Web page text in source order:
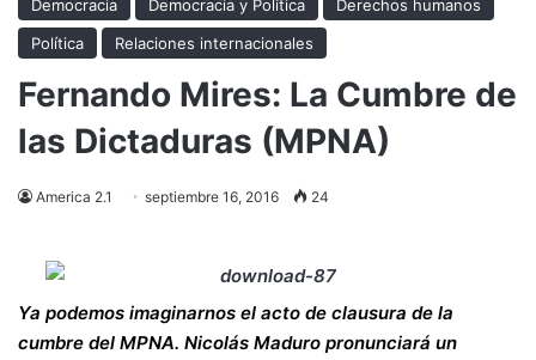
Democracia Democracia y Política
Derechos humanos
Política
Relaciones internacionales
Fernando Mires: La Cumbre de
las Dictaduras (MPNA)
America 2.1 septiembre 16, 2016 24
Ya podemos imaginarnos el acto de clausura de la
cumbre del MPNA. Nicolás Maduro pronunciará un